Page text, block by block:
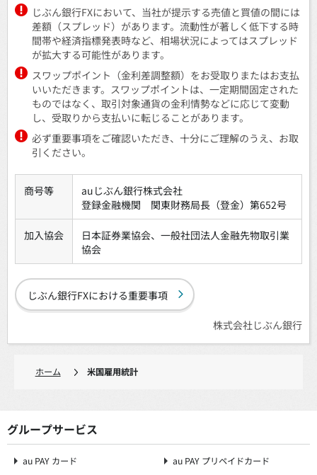
じぶん銀行FXにおいて、当社が提示する売値と買値の間には
差額（スプレッド）があります。流動性が著しく低下する時
間帯や経済指標発表時など、相場状況によってはスプレッド
が拡大する可能性があります。
スワップポイント（金利差調整額）をお受取りまたはお支払
いいただきます。スワップポイントは、一定期間固定された
ものではなく、取引対象通貨の金利情勢などに応じて変動
し、受取りから支払いに転じることがあります。
必ず重要事項をご確認いただき、十分にご理解のうえ、お取
引ください。
商号等
auじぶん銀行株式会社
登録金融機関 関東財務局長（登金）第652号
加入協会
日本証券業協会、一般社団法人金融先物取引業
協会
じぶん銀行FXにおける重要事項
株式会社じぶん銀行
ホーム 米国雇用統計
グループサービス
au PAY カード au PAY プリペイドカード